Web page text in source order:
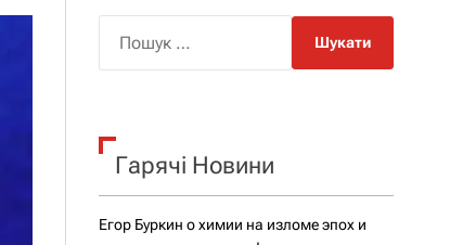
о
у
к
Гарячі Новини
Егор Буркин о химии на изломе эпох и